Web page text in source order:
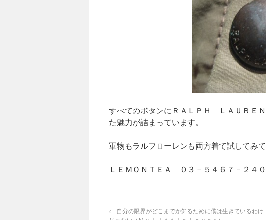
すべてのボタンにＲＡＬＰＨ ＬＡＵＲＥ
た魅力が詰まっています。
軍物もラルフローレンも両方着て試してみて
ＬＥＭＯＮＴＥＡ ０３－５４６７
← 自分の限界がどこまでか知るために僕は生きているわけ